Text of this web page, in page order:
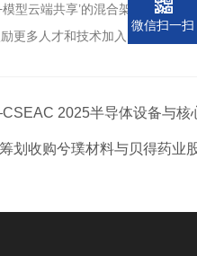
模型云端共享’的混合架构模式
更多人才和技术加入，共同开发
2025半导体设备与
划收购兮璞材料与贝得药业
微信扫一扫